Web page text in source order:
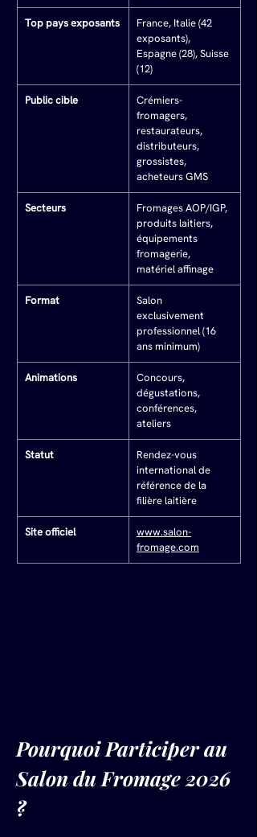
Top pays exposants
France, Italie (42
exposants),
Espagne (28), Suisse
(12)
Public cible
Crémiers-
fromagers,
restaurateurs,
distributeurs,
grossistes,
acheteurs GMS
Secteurs
Fromages AOP/IGP,
produits laitiers,
équipements
fromagerie,
matériel affinage
Format
Salon
exclusivement
professionnel (16
ans minimum)
Animations
Concours,
dégustations,
conférences,
ateliers
Statut
Rendez-vous
international de
référence de la
filière laitière
Site officiel
www.salon-
fromage.com
Pourquoi Participer au
Salon du Fromage 2026
?